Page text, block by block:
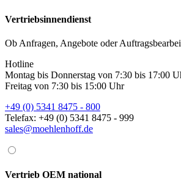
Vertriebsinnendienst
Ob Anfragen, Angebote oder
Hotline
Montag bis Donnerstag von 7:30 bis 17:00
Freitag von 7:30 bis 15:00 Uhr
+49 (0) 5341 8475 - 800
Telefax: +49 (0) 5341 8475 - 999
sales@moehlenhoff.de
Vertrieb OEM national